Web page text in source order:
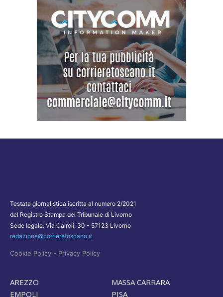
Testata giornalistica iscritta al numero 2/2021
del Registro Stampa del Tribunale di Livorno
Sede legale: Via Cairoli, 30 - 57123 Livorno
redazione@corrieretoscano.it
Cookie Policy - Privacy Policy
AREZZO
EMPOLI
MASSA CARRARA
PISA